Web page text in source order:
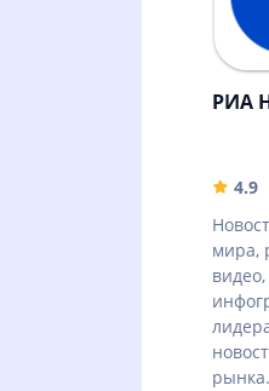
РИА
4.9
мира,
видео,
рынка.